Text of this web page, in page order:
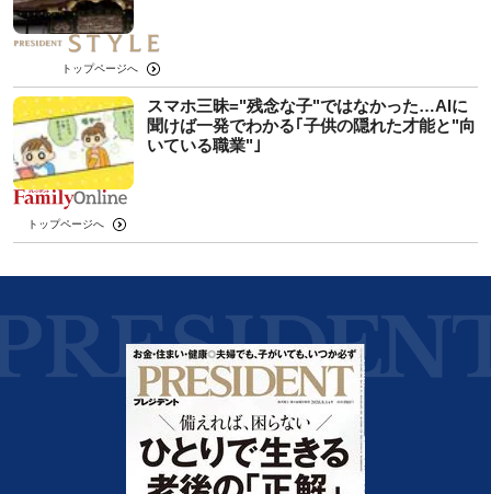
トップページへ
スマホ三昧="残念な子"ではなかった…AIに
聞けば一発でわかる｢子供の隠れた才能と"向
いている職業"｣
トップページへ